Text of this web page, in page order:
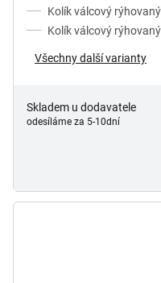
Kolík válcový
Kolík válcový
Všechny další varianty
Skladem u dodavatele
odesíláme za 5-10dní